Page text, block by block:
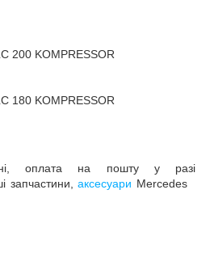
200 KOMPRESSOR
180 KOMPRESSOR
оплата на пошту у разі
запчастини,аксесуари Mercedes